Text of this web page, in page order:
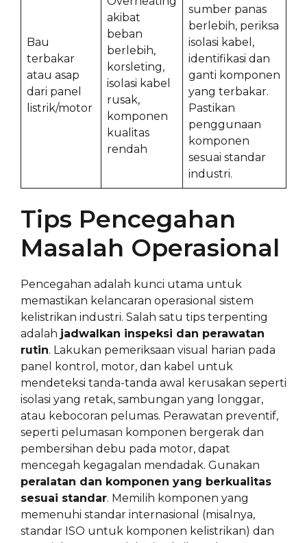
Bau
terbakar
atau asap
dari panel
listrik/motor
akibat
beban
berlebih,
korsleting,
isolasi kabel
rusak,
komponen
kualitas
rendah
sumber panas
berlebih, periksa
isolasi kabel,
identifikasi dan
ganti komponen
yang terbakar.
Pastikan
penggunaan
komponen
sesuai standar
industri.
Tips Pencegahan
Masalah Operasional
Pencegahan adalah kunci utama untuk
memastikan kelancaran operasional sistem
kelistrikan industri. Salah satu tips terpenting
adalah jadwalkan inspeksi dan perawatan
rutin. Lakukan pemeriksaan visual harian pada
panel kontrol, motor, dan kabel untuk
mendeteksi tanda-tanda awal kerusakan seperti
isolasi yang retak, sambungan yang longgar,
atau kebocoran pelumas. Perawatan preventif,
seperti pelumasan komponen bergerak dan
pembersihan debu pada motor, dapat
mencegah kegagalan mendadak. Gunakan
peralatan dan komponen yang berkualitas
sesuai standar. Memilih komponen yang
memenuhi standar internasional (misalnya,
standar ISO untuk komponen kelistrikan) dan